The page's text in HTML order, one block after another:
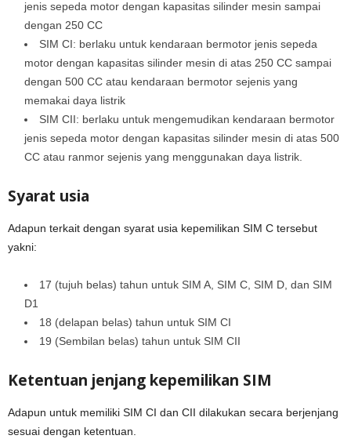
jenis sepeda motor dengan kapasitas silinder mesin sampai
dengan 250 CC
SIM CI: berlaku untuk kendaraan bermotor jenis sepeda
motor dengan kapasitas silinder mesin di atas 250 CC sampai
dengan 500 CC atau kendaraan bermotor sejenis yang
memakai daya listrik
SIM CII: berlaku untuk mengemudikan kendaraan bermotor
jenis sepeda motor dengan kapasitas silinder mesin di atas 500
CC atau ranmor sejenis yang menggunakan daya listrik.
Syarat usia
Adapun terkait dengan syarat usia kepemilikan SIM C tersebut
yakni:
17 (tujuh belas) tahun untuk SIM A, SIM C, SIM D, dan SIM
D1
18 (delapan belas) tahun untuk SIM CI
19 (Sembilan belas) tahun untuk SIM CII
Ketentuan jenjang kepemilikan SIM
Adapun untuk memiliki SIM CI dan CII dilakukan secara berjenjang
sesuai dengan ketentuan.